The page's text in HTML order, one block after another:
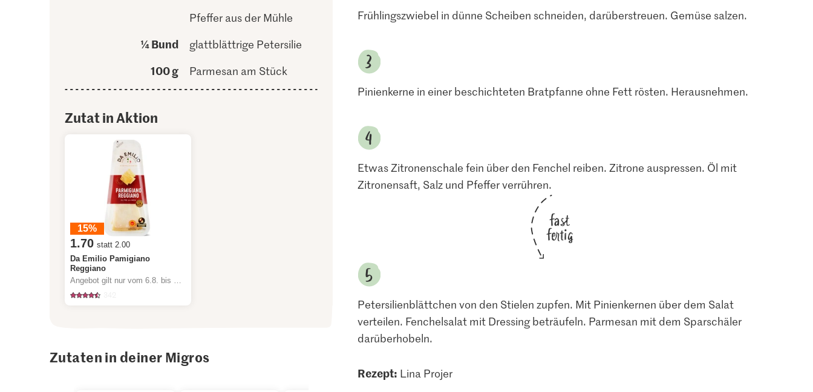
Pfeffer aus der Mühle
¼ Bund glattblättrige Petersilie
100 g Parmesan am Stück
Zutat in Aktion
15%
1.70 statt 2.00
Da Emilio Pamigiano
Reggiano
Zutaten in deiner Migros
Frühlingszwiebel in dünne Scheiben schneiden, darüberstreuen. Gemüse salzen.
Pinienkerne in einer beschichteten Bratpfanne ohne Fett rösten. Herausnehmen.
Etwas Zitronenschale fein über den Fenchel reiben. Zitrone auspressen. Öl mit
Zitronensaft, Salz und Pfeffer verrühren.
fast
fertig
Petersilienblättchen von den Stielen zupfen. Mit Pinienkernen über dem Salat
verteilen. Fenchelsalat mit Dressing beträufeln. Parmesan mit dem Sparschäler
darüberhobeln.
Rezept: Lina Projer